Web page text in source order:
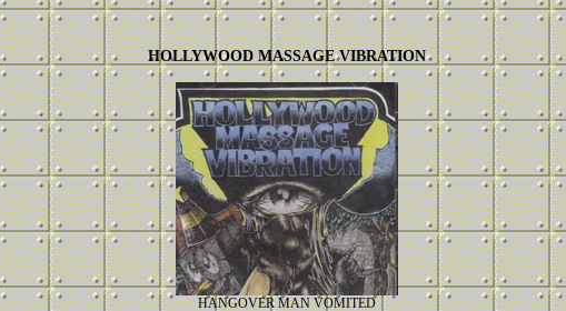
HOLLYWOOD MASSAGE VIBRATION
HANGOVER MAN VOMITED